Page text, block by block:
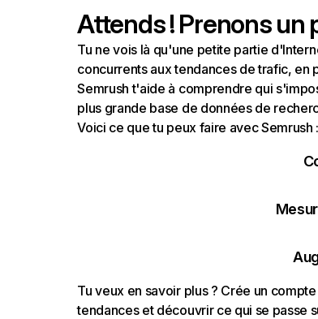
Attends ! Prenons un
Tu ne vois là qu'une petite partie
concurrents aux tendances de trafic, en
Semrush t'aide à comprendre qui
plus grande base de données de
Voici ce que tu peux faire avec Semrush
Tu veux en savoir plus ? Crée un
tendances et découvrir ce qui se passe